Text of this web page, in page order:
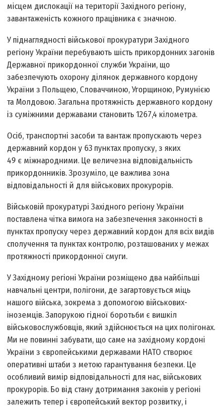
місцем дислокації на території Західного регіону,
завантаженість кожного працівника є значною.
У піднаглядності військової прокуратури Західного
регіону України перебувають шість прикордонних загонів
Державної прикордонної служби України, що
забезпечують охорону ділянок державного кордону
України з Польщею, Словаччиною, Угорщиною, Румунією
та Молдовою. Загальна протяжність державного кордону
із суміжними державами становить 1267,4 кілометра.
Осіб, транспортні засоби та вантаж пропускають через
державний кордон у 63 пунктах пропуску, з яких
49 є міжнародними. Це величезна відповідальність
прикордонників. Зрозуміло, це важлива зона
відповідальності й для військових прокурорів.
Військовій прокуратурі Західного регіону України
поставлена чітка вимога на забезпечення законності в
пунктах пропуску через державний кордон для всіх видів
сполучення та пунктах контролю, розташованих у межах
протяжності прикордонної смуги.
У Західному регіоні України розміщено два найбільші
навчальні центри, полігони, де загартовується міць
нашого війська, зокрема з допомогою військових­
іноземців. Запорукою гідної боротьби є вишкіл
військовослужбовців, який здійснюється на цих полігонах.
Ми не повин­ні забувати, що саме на західному кордоні
України з європейськими державами НАТО створює
оперативні штаби з метою гарантування безпеки. Це
особливий вимір відповідальності для нас, військових
прокурорів. Бо від стану дотримання законів у регіоні
залежить тепер і європейський вектор розвитку, і